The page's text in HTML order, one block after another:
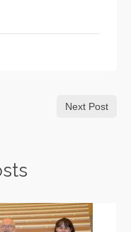
Next Post